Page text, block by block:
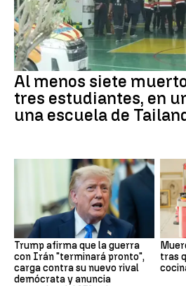
Al menos siete
tres estudiantes, en
una escuela de
Trump afirma que la guerra
con Irán "terminará pronto",
carga contra su nuevo rival
demócrata y anuncia
tras